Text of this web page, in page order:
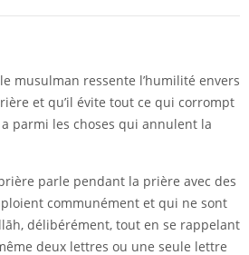
musulman ressente l’humilité envers
et qu’il évite tout ce qui corrompt
parmi les choses qui annulent la
parle pendant la prière avec des
communément et qui ne sont
délibérément, tout en se rappelant
deux lettres ou une seule lettre